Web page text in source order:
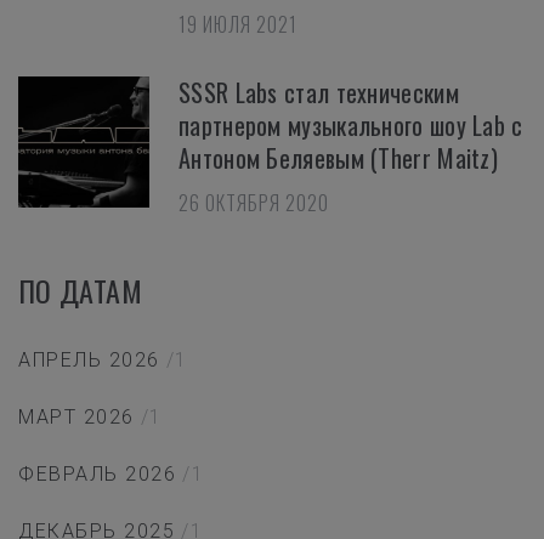
19 ИЮЛЯ 2021
SSSR Labs стал техническим
партнером музыкального шоу Lab с
Антоном Беляевым (Therr Maitz)
26 ОКТЯБРЯ 2020
ПО ДАТАМ
АПРЕЛЬ 2026 /1
МАРТ 2026 /1
ФЕВРАЛЬ 2026 /1
ДЕКАБРЬ 2025 /1